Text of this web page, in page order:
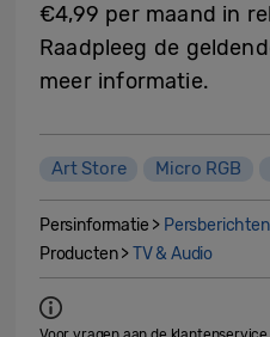
€4,99 per maand in
Raadpleeg de
meer informatie.
Art Store Micro RGB
Persinformatie > Persberichten
Producten >TV & Audio